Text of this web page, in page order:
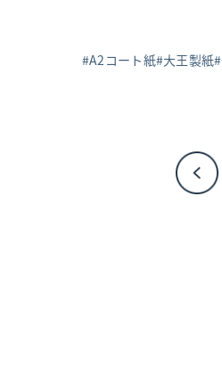
A2コート紙 大王製紙